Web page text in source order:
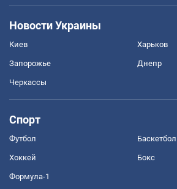
Новости Украины
Киев Харьков
Запорожье Днепр
Черкассы
Спорт
Футбол Баскетбол
Хоккей Бокс
Формула-1